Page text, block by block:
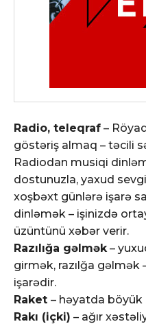
Radio, teleqraf –
göstəriş almaq – təcili
Radiodan musiqi
dostunuzla, yaxud
xoşbəxt günlərə işarə
dinləmək – işinizdə
üzüntünü xəbər verir.
Razılığa gəlmək –
girmək, razılğa gəlmək
işarədir.
Raket – həyatda böyük
Rakı (içki) – ağır